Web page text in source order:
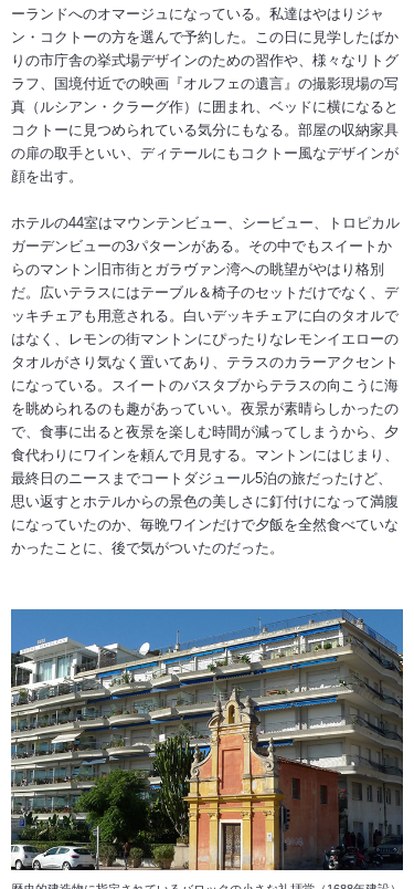
ーランドへのオマージュになっている。私達はやはりジャ
ン・コクトーの方を選んで予約した。この日に見学したばか
りの市庁舎の挙式場デザインのための習作や、様々なリトグ
ラフ、国境付近での映画『オルフェの遺言』の撮影現場の写
真（ルシアン・クラーグ作）に囲まれ、ベッドに横になると
コクトーに見つめられている気分にもなる。部屋の収納家具
の扉の取手といい、ディテールにもコクトー風なデザインが
顔を出す。
ホテルの44室はマウンテンビュー、シービュー、トロピカル
ガーデンビューの3パターンがある。その中でもスイートか
らのマントン旧市街とガラヴァン湾への眺望がやはり格別
だ。広いテラスにはテーブル＆椅子のセットだけでなく、デ
ッキチェアも用意される。白いデッキチェアに白のタオルで
はなく、レモンの街マントンにぴったりなレモンイエローの
タオルがさり気なく置いてあり、テラスのカラーアクセント
になっている。スイートのバスタブからテラスの向こうに海
を眺められるのも趣があっていい。夜景が素晴らしかったの
で、食事に出ると夜景を楽しむ時間が減ってしまうから、夕
食代わりにワインを頼んで月見する。マントンにはじまり、
最終日のニースまでコートダジュール5泊の旅だったけど、
思い返すとホテルからの景色の美しさに釘付けになって満腹
になっていたのか、毎晩ワインだけで夕飯を全然食べていな
かったことに、後で気がついたのだった。